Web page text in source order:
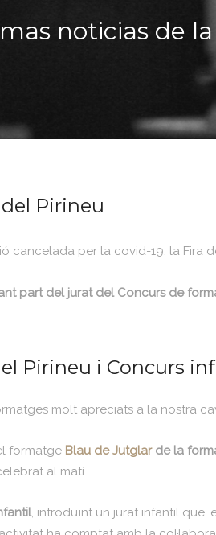
noticias de
Pirineu
cancelada per la covid-19, la Fira
part del jurat del Concurs de
Pirineu i Concurs
molt apreciats a la nostra
formatge Blau de Jutglar de la
al matí.
, introduïnt un jurat infantil que,